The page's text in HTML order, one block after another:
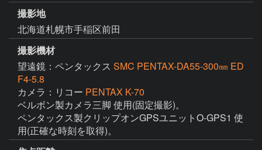
撮影地
北海道札幌市手稲区前田
撮影機材
望遠鏡：ペンタックス SMC PENTAX-DA55-300㎜ ED
F4-5.8
カメラ：リコー PENTAX K-70
ベルボン製カメラ三脚 使用(固定撮影)。
ペンタックス製クリップオンGPSユニットO-GPS1 使
用(正確な時刻を取得)。